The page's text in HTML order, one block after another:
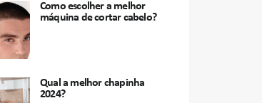
Como escolher a melhor
máquina de cortar cabelo?
Qual a melhor chapinha
2024?